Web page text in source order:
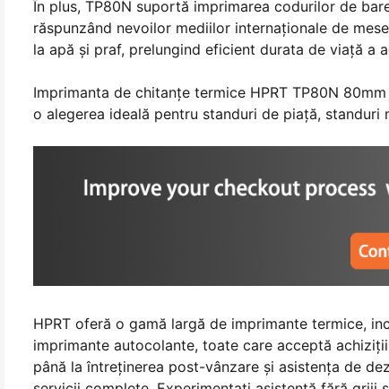
În plus, TP80N suportă imprimarea codurilor de
răspunzând nevoilor mediilor internaționale de
la apă și praf, prelungind eficient durata de viață a
Imprimanta de chitanțe termice HPRT TP80N
o alegerea ideală pentru standuri de piață, standuri
HPRT oferă o gamă largă de imprimante termice,
imprimante autocolante, toate care acceptă
până la întreținerea post-vânzare și asistența de